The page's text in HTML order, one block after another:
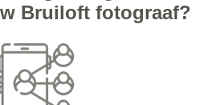
Bruiloft fotograaf?